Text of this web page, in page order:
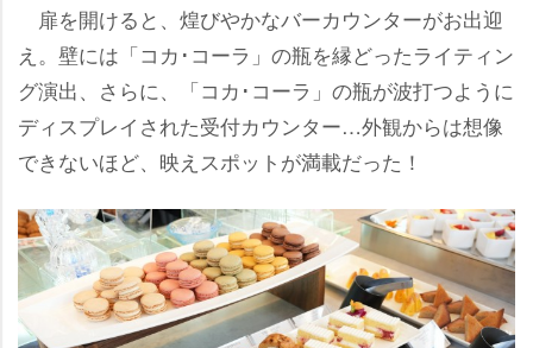
扉を開けると、煌びやかなバーカウンターがお出迎
え。壁には「コカ･コーラ」の瓶を縁どったライティン
グ演出、さらに、「コカ･コーラ」の瓶が波打つように
ディスプレイされた受付カウンター…外観からは想像
できないほど、映えスポットが満載だった！